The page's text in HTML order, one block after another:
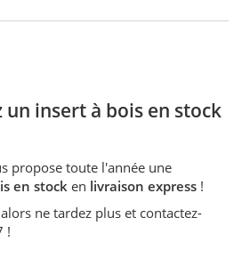
un insert à bois en stock
propose toute l'année une
en stocken livraison express !
ne tardez plus et contactez-
!